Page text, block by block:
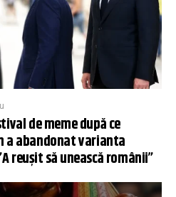
de meme după ce
a abandonat varianta
reușit să unească românii”